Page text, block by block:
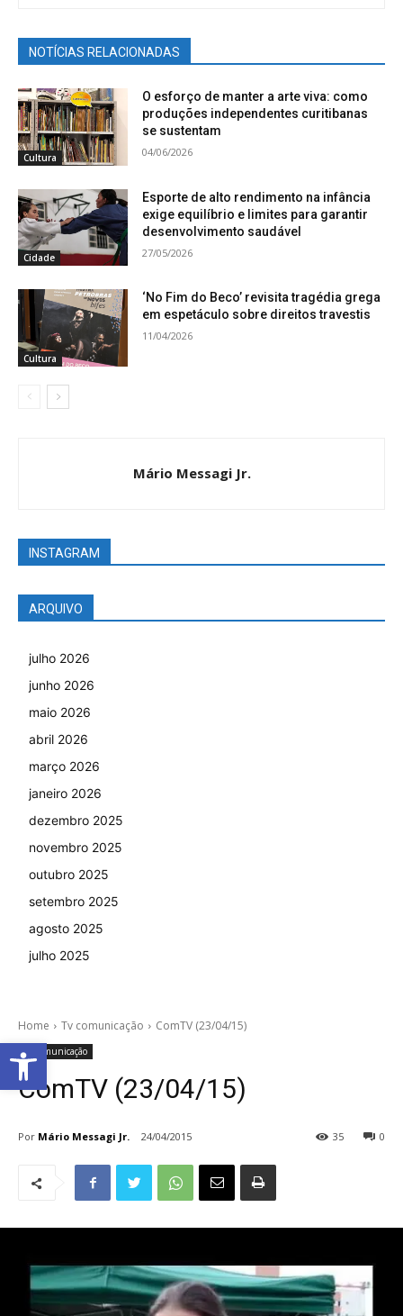
NOTÍCIAS RELACIONADAS
Cultura
O esforço de manter a arte viva: como
produções independentes curitibanas
se sustentam
04/06/2026
Cidade
Esporte de alto rendimento na infância
exige equilíbrio e limites para garantir
desenvolvimento saudável
27/05/2026
Cultura
‘No Fim do Beco’ revisita tragédia grega
em espetáculo sobre direitos travestis
11/04/2026
Mário Messagi Jr.
INSTAGRAM
ARQUIVO
julho 2026
junho 2026
maio 2026
abril 2026
março 2026
janeiro 2026
dezembro 2025
novembro 2025
outubro 2025
setembro 2025
agosto 2025
julho 2025